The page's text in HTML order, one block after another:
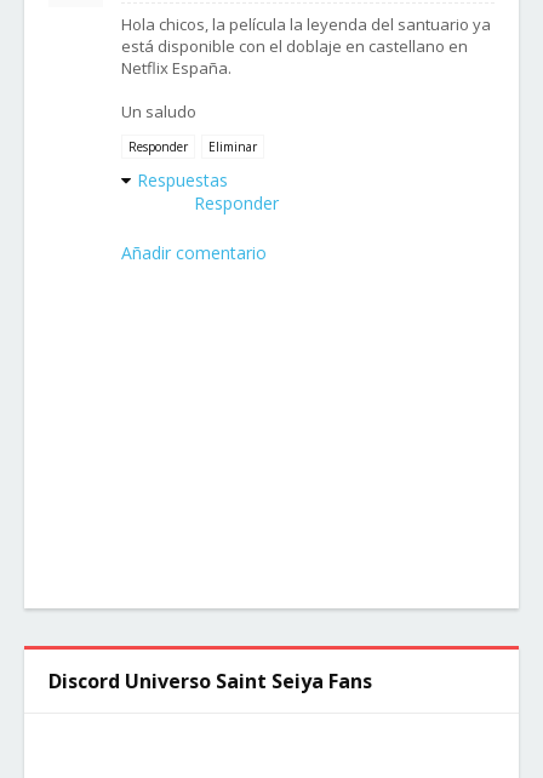
Hola chicos, la película la leyenda del santuario ya
está disponible con el doblaje en castellano en
Netflix España.
Un saludo
Responder Eliminar
Respuestas
Responder
Añadir comentario
Discord Universo Saint Seiya Fans